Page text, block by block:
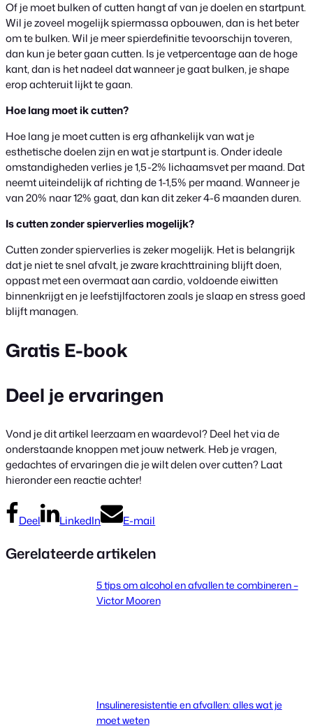
Of je moet bulken of cutten hangt af van je doelen en startpunt.
Wil je zoveel mogelijk spiermassa opbouwen, dan is het beter
om te bulken. Wil je meer spierdefinitie tevoorschijn toveren,
dan kun je beter gaan cutten. Is je vetpercentage aan de hoge
kant, dan is het nadeel dat wanneer je gaat bulken, je shape
erop achteruit lijkt te gaan.
Hoe lang moet ik cutten?
Hoe lang je moet cutten is erg afhankelijk van wat je
esthetische doelen zijn en wat je startpunt is. Onder ideale
omstandigheden verlies je 1,5-2% lichaamsvet per maand. Dat
neemt uiteindelijk af richting de 1-1,5% per maand. Wanneer je
van 20% naar 12% gaat, dan kan dit zeker 4-6 maanden duren.
Is cutten zonder spierverlies mogelijk?
Cutten zonder spierverlies is zeker mogelijk. Het is belangrijk
dat je niet te snel afvalt, je zware krachttraining blijft doen,
oppast met een overmaat aan cardio, voldoende eiwitten
binnenkrijgt en je leefstijlfactoren zoals je slaap en stress goed
blijft managen.
Gratis E-book
Deel je ervaringen
Vond je dit artikel leerzaam en waardevol? Deel het via de
onderstaande knoppen met jouw netwerk. Heb je vragen,
gedachtes of ervaringen die je wilt delen over cutten? Laat
hieronder een reactie achter!
Deel LinkedIn E-mail
Gerelateerde artikelen
5 tips om alcohol en afvallen te combineren –
Victor Mooren
Insulineresistentie en afvallen: alles wat je
moet weten